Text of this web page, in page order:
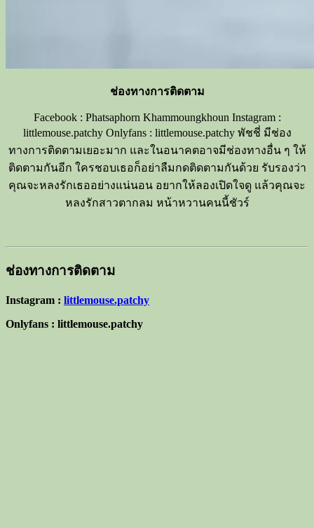
ช่องทางการติดตาม
Facebook : Phatsaphorn Khammoungkhoun Instagram :
littlemouse.patchy Onlyfans : littlemouse.patchy พัชชี่ มีช่อง
ทางการติดตามเยอะมาก และในอนาคตอาจมีช่องทางอื่น ๆ ให้
ติดตามกันอีก ใครชอบเธอก็อย่าลืมกดติดตามกันด้วย รับรองว่า
คุณจะหลงรักเธออย่างแน่นอน อยากให้ลองเปิดใจดู แล้วคุณจะ
หลงรักสาวตากลม หน้าหวานคนนี้ชัวร์
ช่องทางการติดตาม
Instagram : littlemouse.patchy
Onlyfans : littlemouse.patchy